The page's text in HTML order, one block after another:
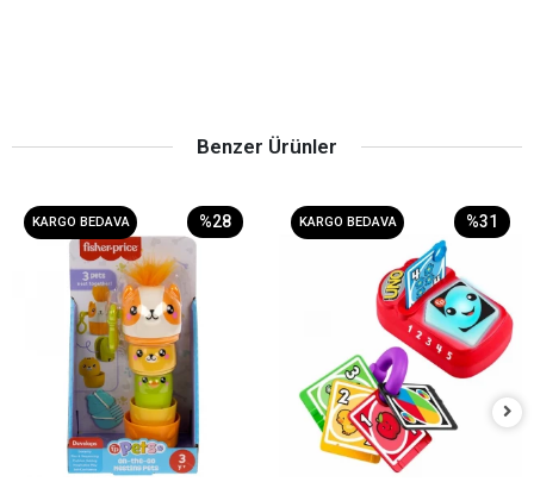
Benzer Ürünler
KARGO BEDAVA %28 KARGO BEDAVA %31